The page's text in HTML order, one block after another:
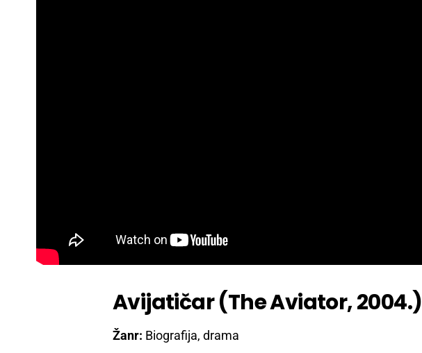
Avijatičar (The Aviator, 2004.)
Žanr: Biografija, drama